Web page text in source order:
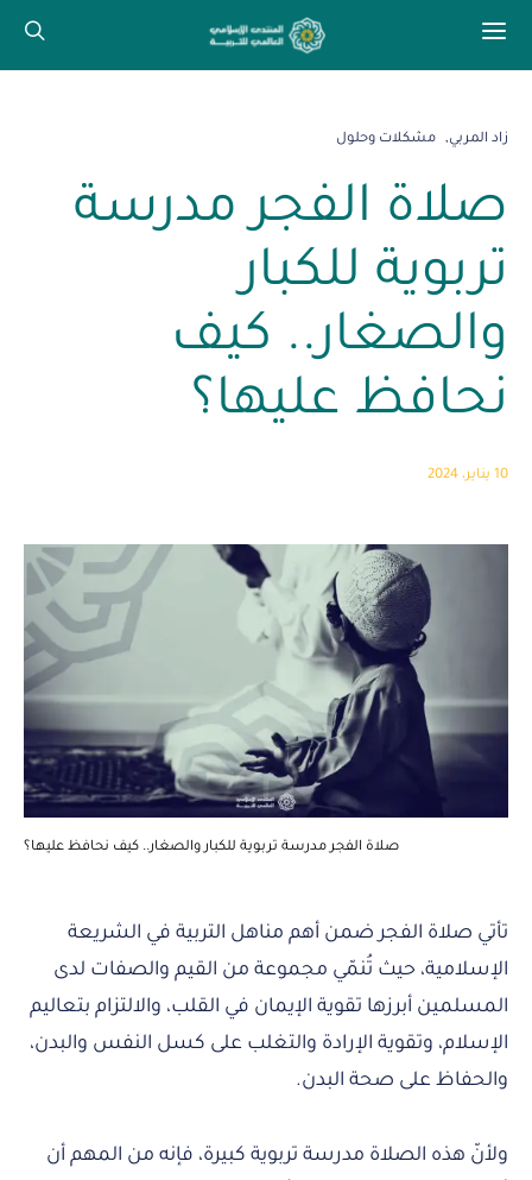
زاد المربي مشكلات وحلول
صلاة الفجر مدرسة
تربوية للكبار
والصغار.. كيف
نحافظ عليها؟
10 يناير، 2024
صلاة الفجر مدرسة تربوية للكبار والصغار.. كيف نحافظ عليها؟
تأتي صلاة الفجر ضمن أهم مناهل التربية في الشريعة
الإسلامية، حيث تُنمّي مجموعة من القيم والصفات لدى
المسلمين أبرزها تقوية الإيمان في القلب، والالتزام بتعاليم
الإسلام، وتقوية الإرادة والتغلب على كسل النفس والبدن،
والحفاظ على صحة البدن.
ولأنّ هذه الصلاة مدرسة تربوية كبيرة، فإنه من المهم أن